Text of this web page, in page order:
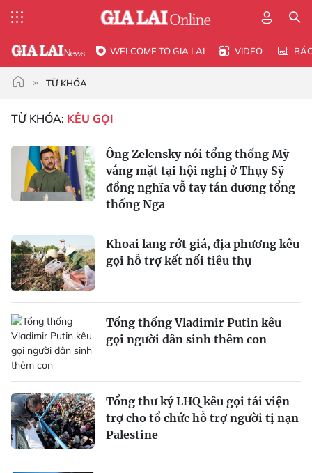
WELCOME TO GIA LAI VIDEO
TỪ KHÓA
TỪ KHÓA: KÊU GỌI
Ông Zelensky nói tổng thống Mỹ
vắng mặt tại hội nghị ở Thụy Sỹ
đồng nghĩa vỗ tay tán dương tổng
thống Nga
Khoai lang rớt giá, địa phương kêu
gọi hỗ trợ kết nối tiêu thụ
Tổng thống Vladimir Putin kêu
gọi người dân sinh thêm con
Tổng thư ký LHQ kêu gọi tái viện
trợ cho tổ chức hỗ trợ người tị nạn
Palestine